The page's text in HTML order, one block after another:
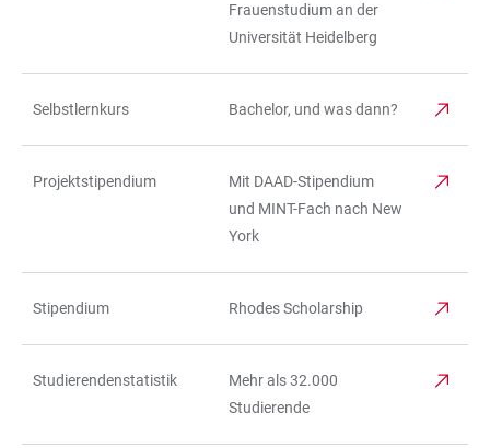
Frauenstudium an der
Universität Heidelberg
Selbstlernkurs Bachelor, und was dann?
Projektstipendium
Mit DAAD-Stipendium
und MINT-Fach nach New
York
Stipendium Rhodes Scholarship
Studierendenstatistik
Mehr als 32.000
Studierende